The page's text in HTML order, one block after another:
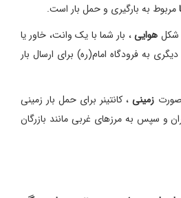
مربوط به بارگیری و حمل بار است.
شکل هوایی، بار شما با یک وانت، خاور یا
به فرودگاه امام(ره) برای ارسال بار
زمینی، کانتینر برای حمل بار زمینی
و سپس به مرزهای غربی مانند بازرگان